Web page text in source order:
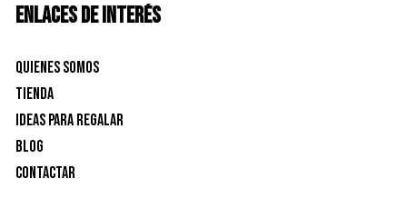
ENLACES DE INTERÉS
Quienes Somos
Tienda
Ideas para Regalar
Blog
Contactar